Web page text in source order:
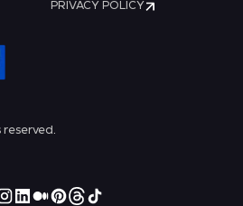
reserved.
PRIVACY POLICY